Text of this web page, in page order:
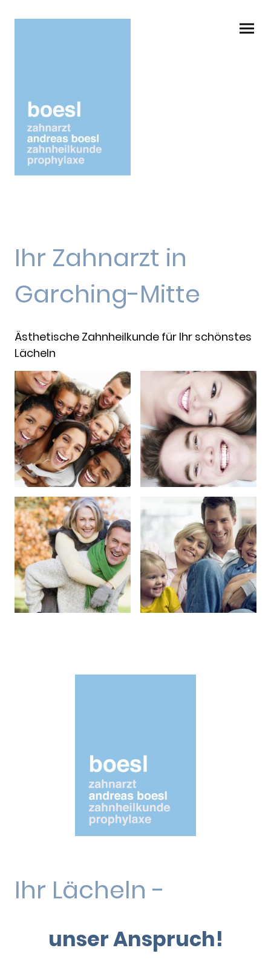
Ihr Zahnarzt in
Garching-Mitte
Ästhetische Zahnheilkunde für Ihr schönstes
Lächeln
Ihr Lächeln -
unser Anspruch!